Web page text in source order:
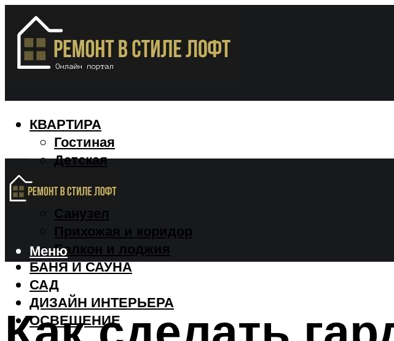
КВАРТИРА
Гостиная
Детская
Спальня
Санузел
Прихожая и коридор
Балкон и лоджия
БАНЯ И САУНА
САД
ДИЗАЙН ИНТЕРЬЕРА
ОСВЕЩЕНИЕ
Меню